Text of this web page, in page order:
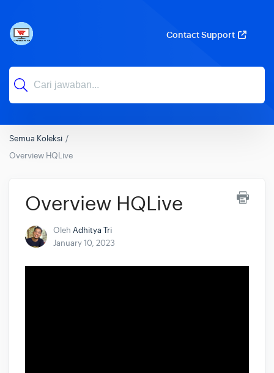
Contact Support
Semua Koleksi
Overview HQLive
Overview HQLive
Oleh Adhitya Tri
January 10, 2023